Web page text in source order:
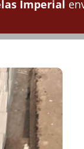
Imperial